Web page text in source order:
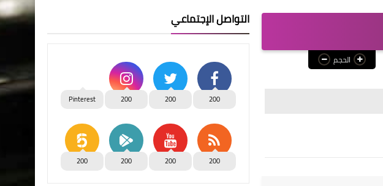
الحجم
التواصل الإجتماعي
200
200
200
Pinterest
200
200
200
200